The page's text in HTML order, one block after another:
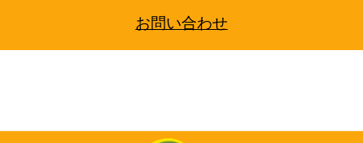
お問い合わせ